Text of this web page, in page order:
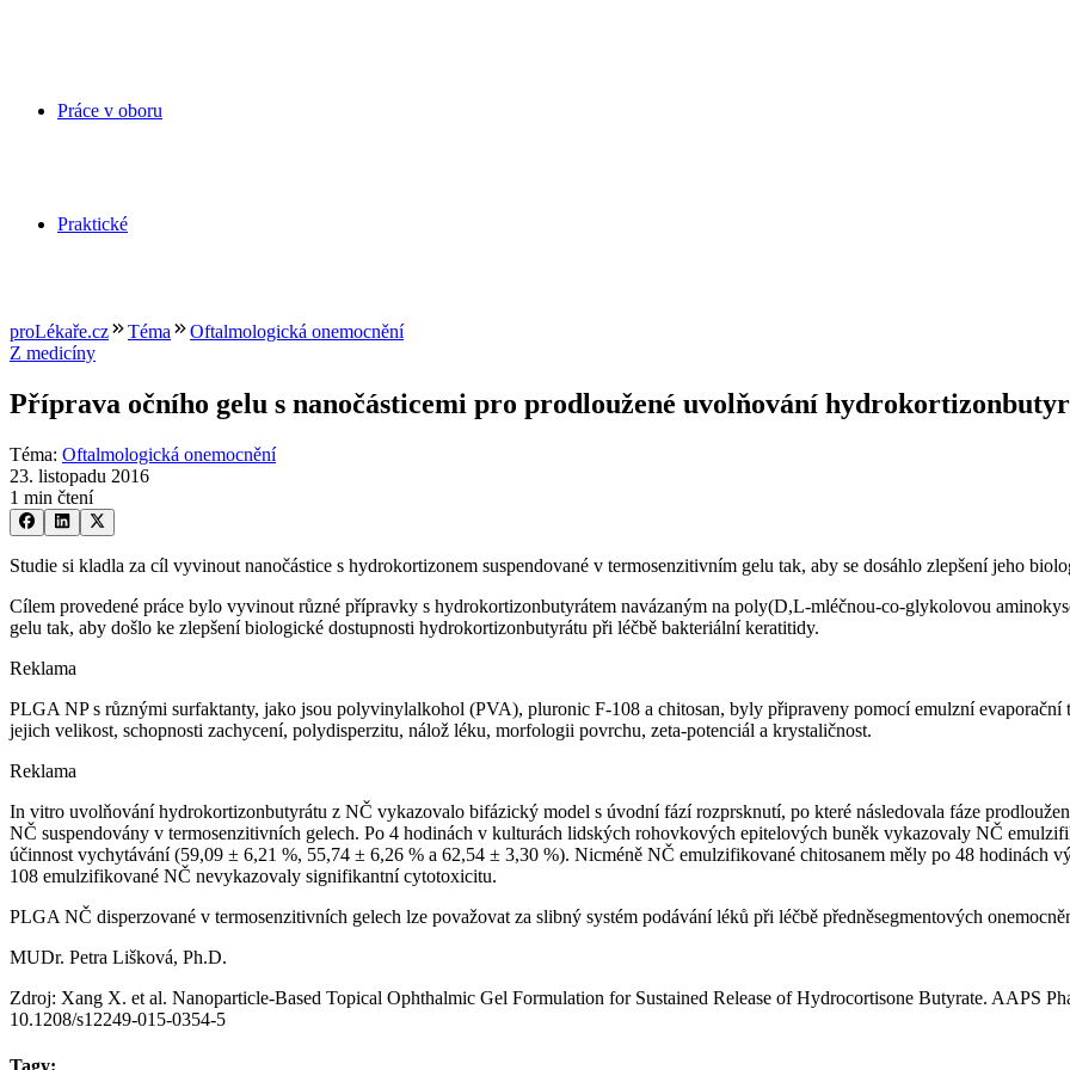
Práce v oboru
Praktické
proLékaře.cz Téma
Oftalmologická onemocnění
Z medicíny
Příprava očního gelu s nanočásticemi pro prodloužené uvolňování
Téma: Oftalmologická onemocnění
23. listopadu 2016
1 min čtení
Studie si kladla za cíl vyvinout nanočástice s hydrokortizonem suspendované v termosenzitivním gelu tak, aby se dosáhlo zlepšení jeho
Cílem provedené práce bylo vyvinout různé přípravky s hydrokortizonbutyrátem navázaným na poly(D,L-mléčnou-co-glykolovou
gelu tak, aby došlo ke zlepšení biologické dostupnosti hydrokortizonbutyrátu při léčbě bakteriální keratitidy.
Reklama
PLGA NP s různými surfaktanty, jako jsou polyvinylalkohol (PVA), pluronic F-108 a chitosan, byly připraveny pomocí emulzní
jejich velikost, schopnosti zachycení, polydisperzitu, nálož léku, morfologii povrchu, zeta-potenciál a krystaličnost.
Reklama
In vitro uvolňování hydrokortizonbutyrátu z NČ vykazovalo bifázický model s úvodní fází rozprsknutí, po které následovala fáze
NČ suspendovány v termosenzitivních gelech. Po 4 hodinách v kulturách lidských rohovkových epitelových buněk vykazovaly NČ
účinnost vychytávání (59,09 ± 6,21 %, 55,74 ± 6,26 % a 62,54 ± 3,30 %). Nicméně NČ emulzifikované chitosanem měly po 48 hodinách
108 emulzifikované NČ nevykazovaly signifikantní cytotoxicitu.
PLGA NČ disperzované v termosenzitivních gelech lze považovat za slibný systém podávání léků při léčbě předněsegmentových
MUDr. Petra Lišková, Ph.D.
Zdroj: Xang X. et al. Nanoparticle-Based Topical Ophthalmic Gel Formulation for Sustained Release of Hydrocortisone Butyrate. AAPS
10.1208/s12249-015-0354-5
Tagy: